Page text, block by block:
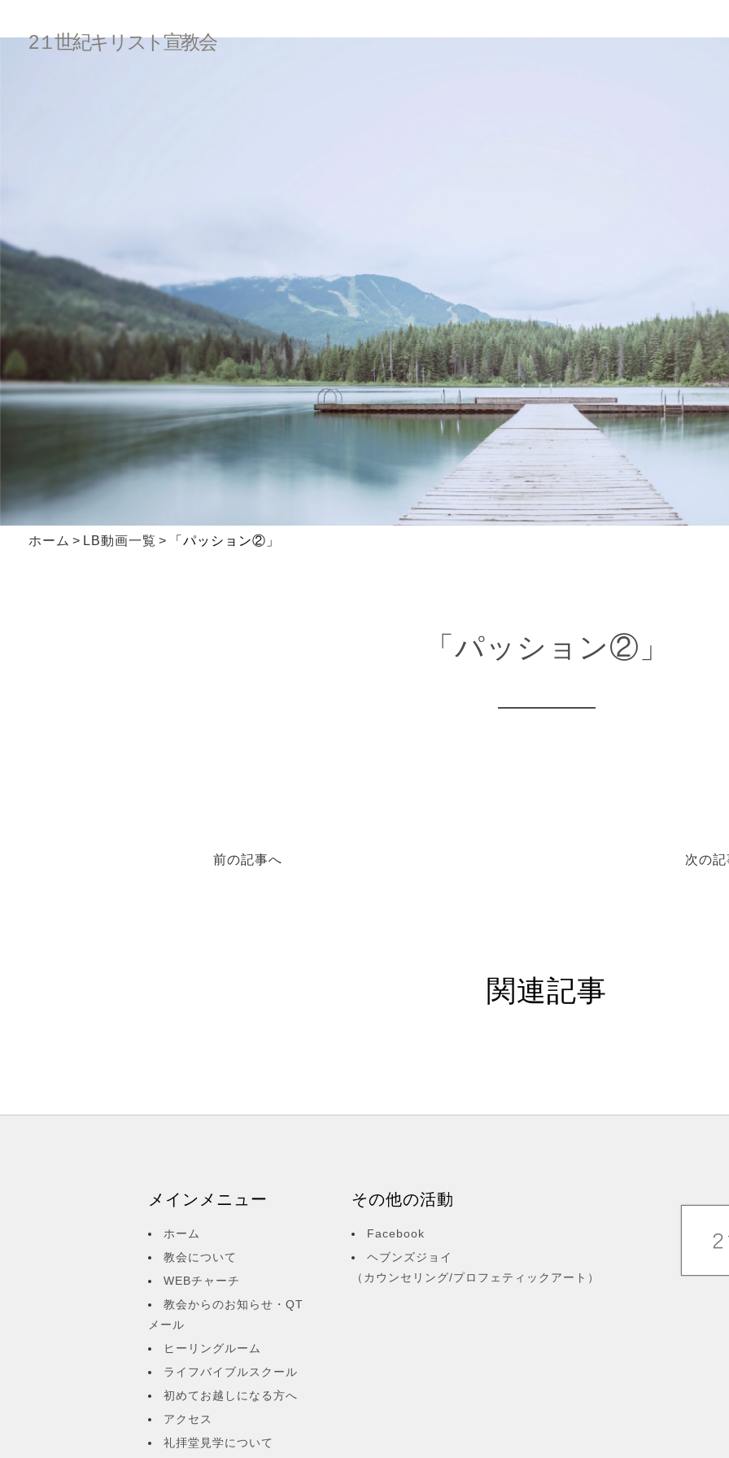
2１世紀キリスト宣教会
ホーム LB動画一覧 「パッション②」
「パッション②」
前の記事へ 次の
関連記事
メインメニュー
ホーム
教会について
WEBチャーチ
教会からのお知らせ・QT
メール
ヒーリングルーム
ライフバイブルスクール
初めてお越しになる方へ
アクセス
礼拝堂見学について
その他の活動
Facebook
ヘブンズジョイ
（カウンセリング/プロフェティックアート）